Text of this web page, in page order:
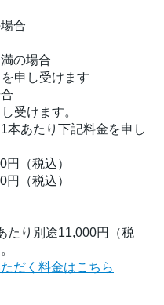
合
の場合
申し受けます
受けます。
本あたり下記料金を申し
（税込）
（税込）
たり別途11,000円（税
だく料金はこちら